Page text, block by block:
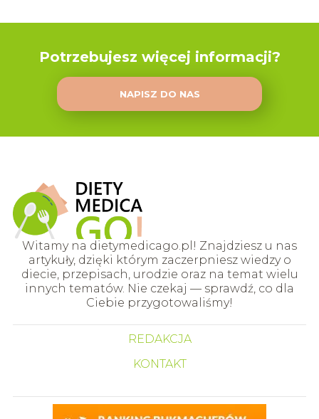
Potrzebujesz więcej informacji?
NAPISZ DO NAS
Witamy na dietymedicago.pl! Znajdziesz u nas
artykuły, dzięki którym zaczerpniesz wiedzy o
diecie, przepisach, urodzie oraz na temat wielu
innych tematów. Nie czekaj — sprawdź, co dla
Ciebie przygotowaliśmy!
REDAKCJA
KONTAKT